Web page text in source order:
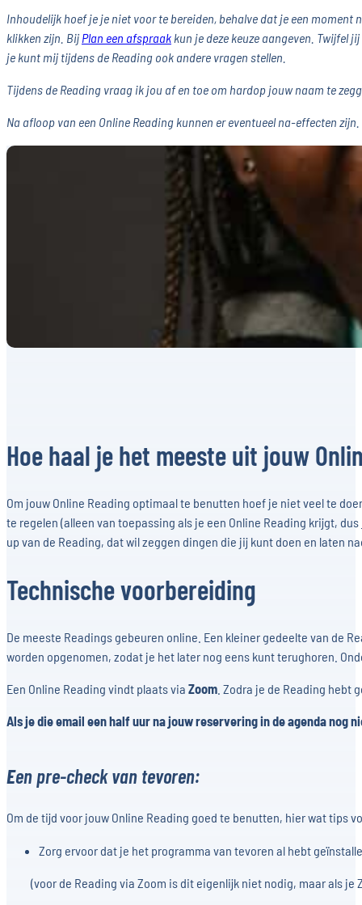
Inhoudelijk hoef je je niet voor te bereiden, behalve dat je een
klikken zijn. Bij Plan een afspraak kun je deze keuze aangeven. Twijfel
je kunt mij tijdens de Reading ook andere vragen stellen.
Tijdens de Reading vraag ik jou af en toe om hardop jouw naam te
Na afloop van een Online Reading kunnen er eventueel na-effecten
Hoe haal je het meeste uit jouw
Om jouw Online Reading optimaal te benutten hoef je niet veel te
te regelen (alleen van toepassing als je een Online Reading krijgt, dus
up van de Reading, dat wil zeggen dingen die jij kunt doen en laten
Technische voorbereiding
De meeste Readings gebeuren online. Een kleiner gedeelte van de
worden opgenomen, zodat je het later nog eens kunt terughoren.
Een Online Reading vindt plaats via Zoom . Zodra je de Reading
Als je die email een half uur na jouw reservering in de agenda nog
Een pre-check van tevoren:
Om de tijd voor jouw Online Reading goed te benutten, hier wat tips
Zorg ervoor dat je het programma van tevoren al hebt
(voor de Reading via Zoom is dit eigenlijk niet nodig, maar als je